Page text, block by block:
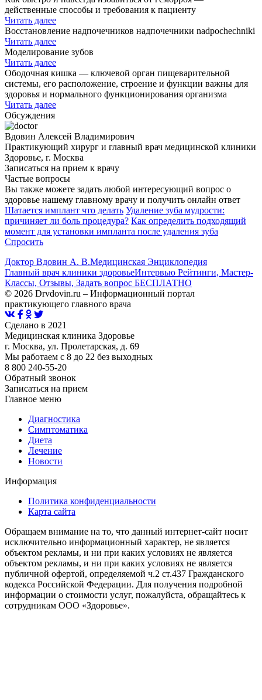
действенные способы и требования к пациенту
Читать далее
Восстановление надпочечников надпочечники nadpochechniki
Читать далее
Моделирование зубов
Читать далее
Ободочная кишка — ключевой орган пищеварительной
системы, его расположение, строение и функции важны для
здоровья и нормального функционирования организма
Читать далее
Обсуждения
Вдовин Алексей Владимирович
Практикующий хирург и главный врач медицинской клиники
Здоровье, г. Москва
Записаться на прием к врачу
Частые вопросы
Вы также можете задать любой интересующий вопрос о
здоровье нашему главному врачу и получить онлайн ответ
Шатается имплант что делать Удаление зуба мудрости:
причиняет ли боль процедура? Как определить подходящий
момент для установки импланта после удаления зуба
Спросить
Доктор Вдовин А. В.Медицинская Энциклопедия
Главный врач клиники здоровьеИнтервью Рейтинги, Мастер-
Классы, Отзывы, Задать вопрос БЕСПЛАТНО
© 2026 Drvdovin.ru – Информационный портал
практикующего главного врача
Сделано в 2021
Медицинская клиника Здоровье
г. Москва, ул. Пролетарская, д. 69
Мы работаем с 8 до 22 без выходных
8 800 240-55-20
Обратный звонок
Записаться на прием
Главное меню
Диагностика
Cимптоматика
Диета
Лечение
Новости
Информация
Политика конфиденциальности
Карта сайта
Обращаем внимание на то, что данный интернет-сайт носит
исключительно информационный характер, не является
объектом рекламы, и ни при каких условиях не является
объектом рекламы, и ни при каких условиях не является
публичной офертой, определяемой ч.2 ст.437 Гражданского
кодекса Российской Федерации. Для получения подробной
информации о стоимости услуг, пожалуйста, обращайтесь к
сотрудникам ООО «Здоровье».